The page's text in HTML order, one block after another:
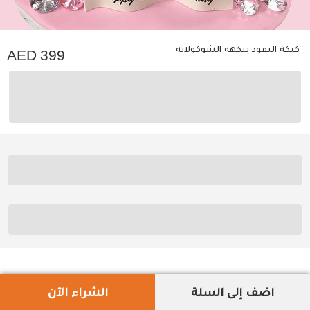
‏كيكة النقود بنكهة الشوكولاتة 399
اضف إلى السلة الشراء الآن